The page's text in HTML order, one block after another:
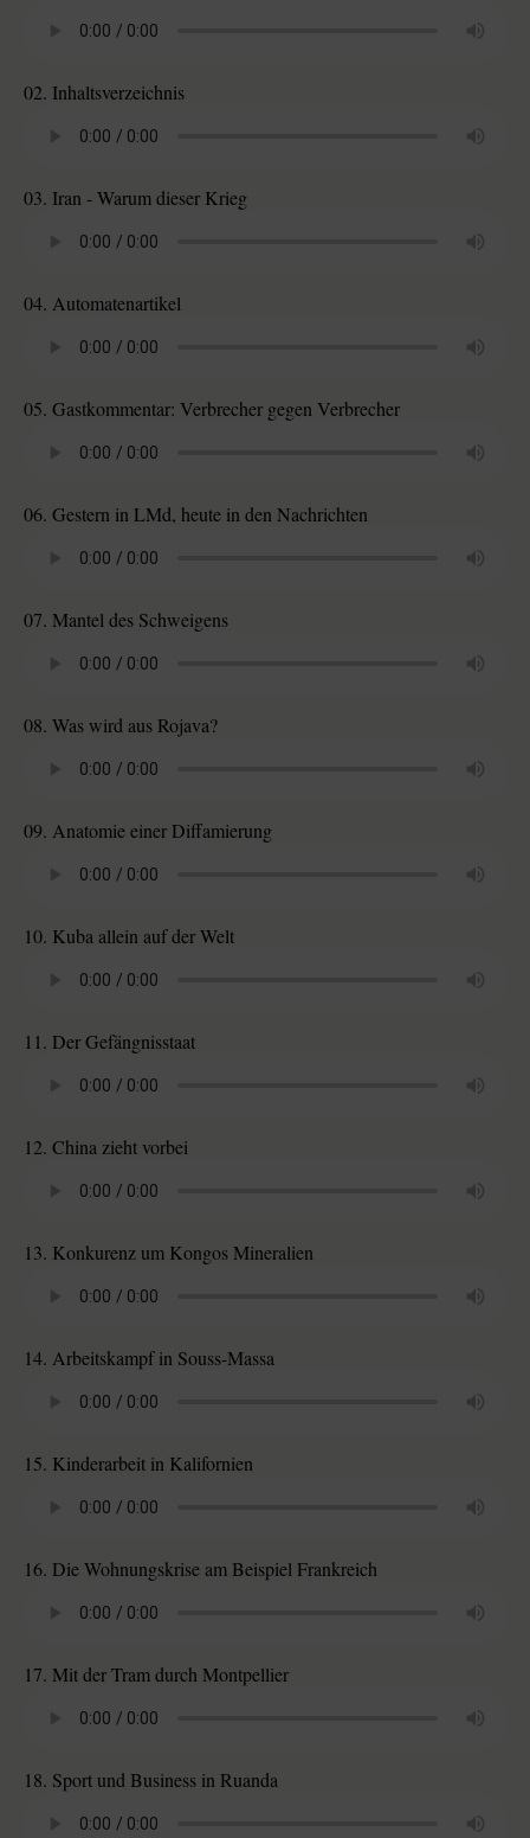
02. Inhaltsverzeichnis
03. Iran - Warum dieser Krieg
04. Automatenartikel
05. Gastkommentar: Verbrecher gegen Verbrecher
06. Gestern in LMd, heute in den Nachrichten
07. Mantel des Schweigens
08. Was wird aus Rojava?
09. Anatomie einer Diffamierung
10. Kuba allein auf der Welt
11. Der Gefängnisstaat
12. China zieht vorbei
13. Konkurenz um Kongos Mineralien
14. Arbeitskampf in Souss-Massa
15. Kinderarbeit in Kalifornien
16. Die Wohnungskrise am Beispiel Frankreich
17. Mit der Tram durch Montpellier
18. Sport und Business in Ruanda